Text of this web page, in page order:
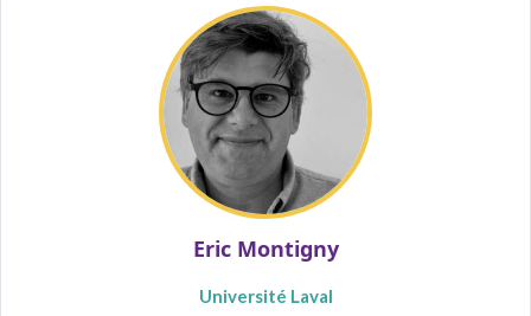
Eric Montigny
Université Laval